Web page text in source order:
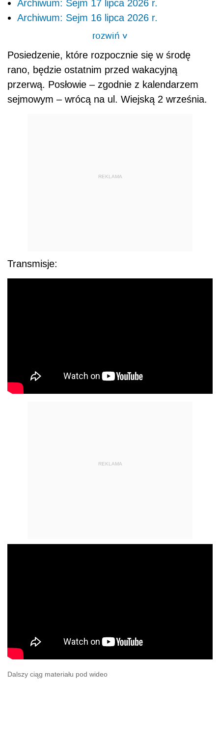
Archiwum: Sejm 17 lipca 2026 r.
Archiwum: Sejm 16 lipca 2026 r.
rozwiń>
Posiedzenie, które rozpocznie się w środę
rano, będzie ostatnim przed wakacyjną
przerwą. Posłowie – zgodnie z kalendarzem
sejmowym – wrócą na ul. Wiejską 2 września.
REKLAMA
Transmisje:
REKLAMA
Dalszy ciąg materiału pod wideo